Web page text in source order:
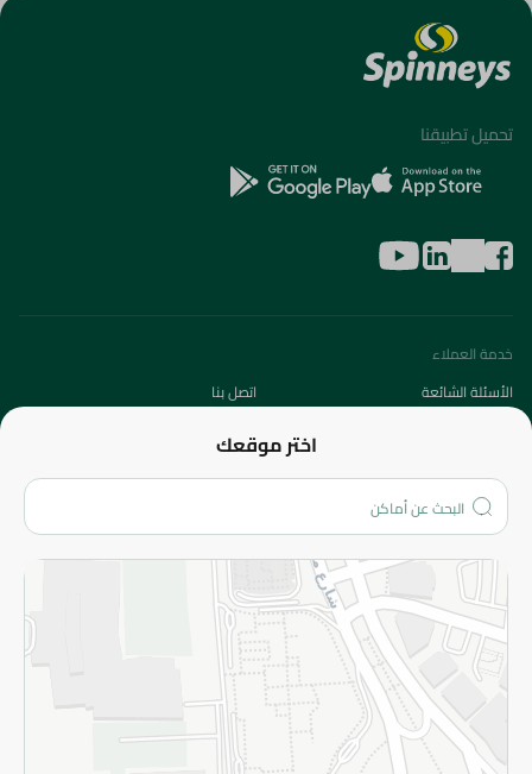
اختر موقعك
تحميل تطبيقنا
خدمة العملاء
الأسئلة الشائعة
اتصل بنا
من نحن؟
الفروع
المزيد
الاسترجاع
سياسة الاستخدام
سياسة الخصوصية
قم بالتسجيل للنشرة